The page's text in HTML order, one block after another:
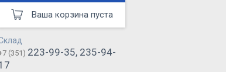
(351) 223-99-35, 235-94-
Ваша корзина пуста